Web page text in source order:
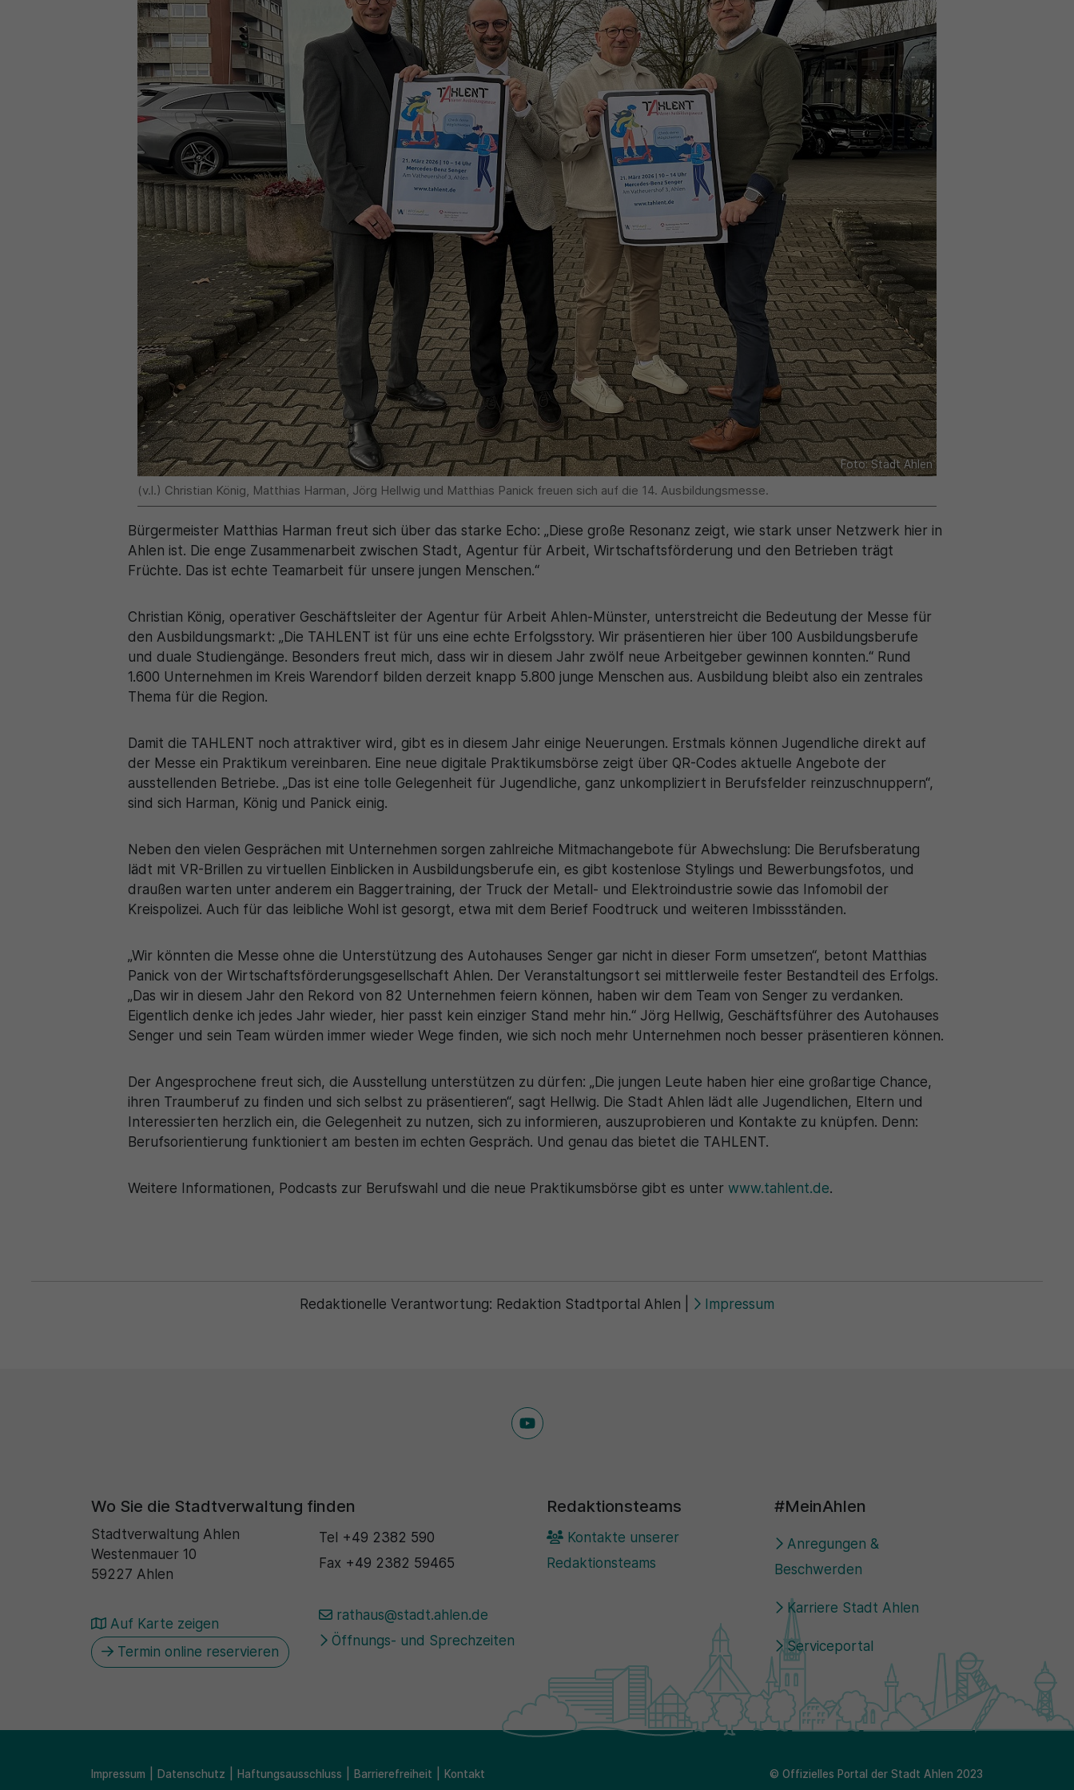
Foto: Stadt Ahlen
(v.l.) Christian König, Matthias Harman, Jörg Hellwig und Matthias Panick freuen sich auf die 14. Ausbildungsmesse.
Bürgermeister Matthias Harman freut sich über das starke Echo: „Diese große Resonanz zeigt, wie stark unser Netzwerk hier in
Ahlen ist. Die enge Zusammenarbeit zwischen Stadt, Agentur für Arbeit, Wirtschaftsförderung und den Betrieben trägt
Früchte. Das ist echte Teamarbeit für unsere jungen Menschen.“
Christian König, operativer Geschäftsleiter der Agentur für Arbeit Ahlen-Münster, unterstreicht die Bedeutung der Messe für
den Ausbildungsmarkt: „Die TAHLENT ist für uns eine echte Erfolgsstory. Wir präsentieren hier über 100 Ausbildungsberufe
und duale Studiengänge. Besonders freut mich, dass wir in diesem Jahr zwölf neue Arbeitgeber gewinnen konnten.“ Rund
1.600 Unternehmen im Kreis Warendorf bilden derzeit knapp 5.800 junge Menschen aus. Ausbildung bleibt also ein zentrales
Thema für die Region.
Damit die TAHLENT noch attraktiver wird, gibt es in diesem Jahr einige Neuerungen. Erstmals können Jugendliche direkt auf
der Messe ein Praktikum vereinbaren. Eine neue digitale Praktikumsbörse zeigt über QR-Codes aktuelle Angebote der
ausstellenden Betriebe. „Das ist eine tolle Gelegenheit für Jugendliche, ganz unkompliziert in Berufsfelder reinzuschnuppern“,
sind sich Harman, König und Panick einig.
Neben den vielen Gesprächen mit Unternehmen sorgen zahlreiche Mitmachangebote für Abwechslung: Die Berufsberatung
lädt mit VR-Brillen zu virtuellen Einblicken in Ausbildungsberufe ein, es gibt kostenlose Stylings und Bewerbungsfotos, und
draußen warten unter anderem ein Baggertraining, der Truck der Metall- und Elektroindustrie sowie das Infomobil der
Kreispolizei. Auch für das leibliche Wohl ist gesorgt, etwa mit dem Berief Foodtruck und weiteren Imbissständen.
„Wir könnten die Messe ohne die Unterstützung des Autohauses Senger gar nicht in dieser Form umsetzen“, betont Matthias
Panick von der Wirtschaftsförderungsgesellschaft Ahlen. Der Veranstaltungsort sei mittlerweile fester Bestandteil des Erfolgs.
„Das wir in diesem Jahr den Rekord von 82 Unternehmen feiern können, haben wir dem Team von Senger zu verdanken.
Eigentlich denke ich jedes Jahr wieder, hier passt kein einziger Stand mehr hin.“ Jörg Hellwig, Geschäftsführer des Autohauses
Senger und sein Team würden immer wieder Wege finden, wie sich noch mehr Unternehmen noch besser präsentieren können.
Der Angesprochene freut sich, die Ausstellung unterstützen zu dürfen: „Die jungen Leute haben hier eine großartige Chance,
ihren Traumberuf zu finden und sich selbst zu präsentieren“, sagt Hellwig. Die Stadt Ahlen lädt alle Jugendlichen, Eltern und
Interessierten herzlich ein, die Gelegenheit zu nutzen, sich zu informieren, auszuprobieren und Kontakte zu knüpfen. Denn:
Berufsorientierung funktioniert am besten im echten Gespräch. Und genau das bietet die TAHLENT.
Weitere Informationen, Podcasts zur Berufswahl und die neue Praktikumsbörse gibt es unter www.tahlent.de.
Redaktionelle Verantwortung: Redaktion Stadtportal Ahlen Impressum
Wo Sie die Stadtverwaltung finden
Stadtverwaltung Ahlen
Westenmauer 10
59227 Ahlen
Auf Karte zeigen
Termin online reservieren
Tel +49 2382 590
Fax +49 2382 59465
rathaus@stadt.ahlen.de
Öffnungs- und Sprechzeiten
Redaktionsteams
Kontakte unserer
Redaktionsteams
#MeinAhlen
Anregungen &
Beschwerden
Karriere Stadt Ahlen
Serviceportal
Impressum Datenschutz Haftungsausschluss Barrierefreiheit Kontakt © Offizielles Portal der Stadt Ahlen 2023
Zweck
generierte ID, für die historische Speicherung
Ihrer vorgenommen Einstellungen, falls der
Webseiten-Betreiber dies eingestellt hat.
Zweck
Details wie die eindeutige Besucher-ID zu
speichern.
Name _pk_ses\..*$
Anbieter Matomo
Laufzeit 30 Minuten
Zweck
Wird für statistische Zwecke verwendet, um
vorübergehende Daten des Besuchs zu
speichern.